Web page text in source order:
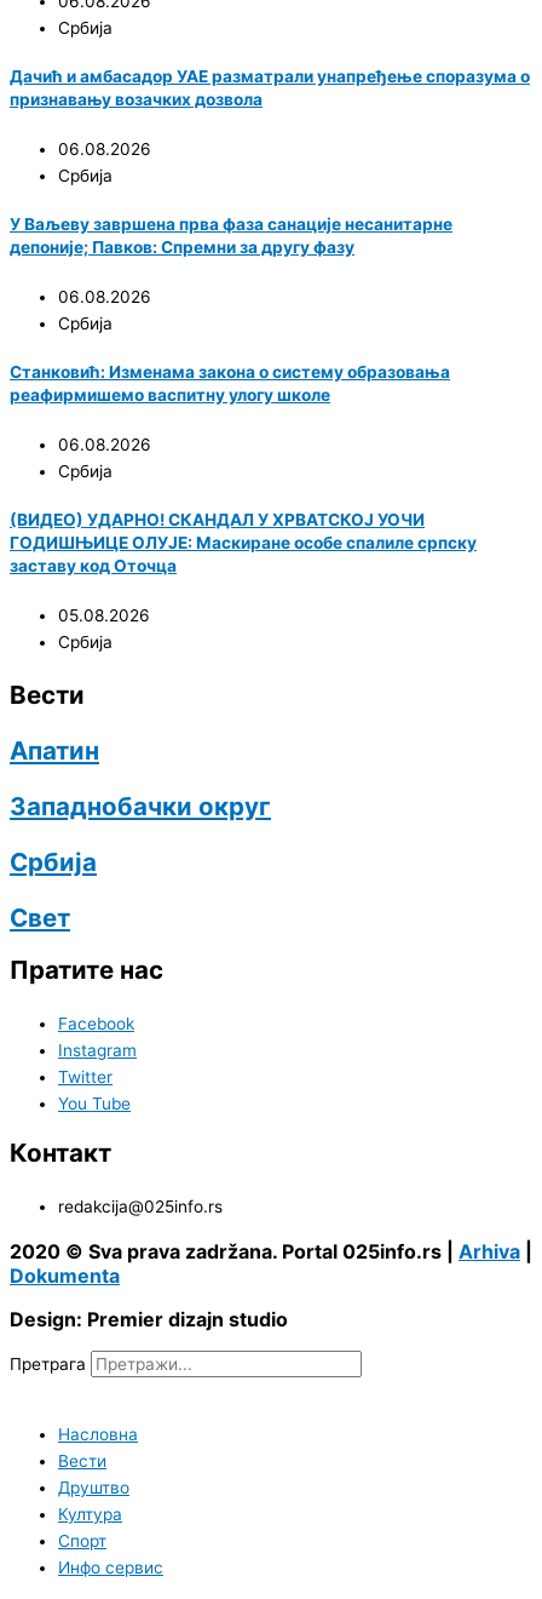
Србија
Дачић и амбасадор УАЕ разматрали унапређење споразума о
признавању возачких дозвола
06.08.2026
Србија
У Ваљеву завршена прва фаза санације несанитарне
депоније; Павков: Спремни за другу фазу
06.08.2026
Србија
Станковић: Изменама закона о систему образовања
реафирмишемо васпитну улогу школе
06.08.2026
Србија
(ВИДЕО) УДАРНО! СКАНДАЛ У ХРВАТСКОЈ УОЧИ
ГОДИШЊИЦЕ ОЛУЈЕ: Маскиране особе спалиле српску
заставу код Оточца
05.08.2026
Србија
Вести
Апатин
Западнобачки округ
Србија
Свет
Пратите нас
Facebook
Instagram
Twitter
You Tube
Контакт
redakcija@025info.rs
2020 © Sva prava zadržana. Portal 025info.rs | Arhiva
Dokumenta
Design: Premier dizajn studio
Претрага
Насловна
Вести
Друштво
Култура
Спорт
Инфо сервис